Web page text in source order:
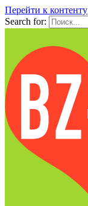
Перейти к контенту
Search for: